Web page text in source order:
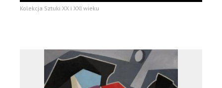
Kolekcja Sztuki XX i XXI wieku